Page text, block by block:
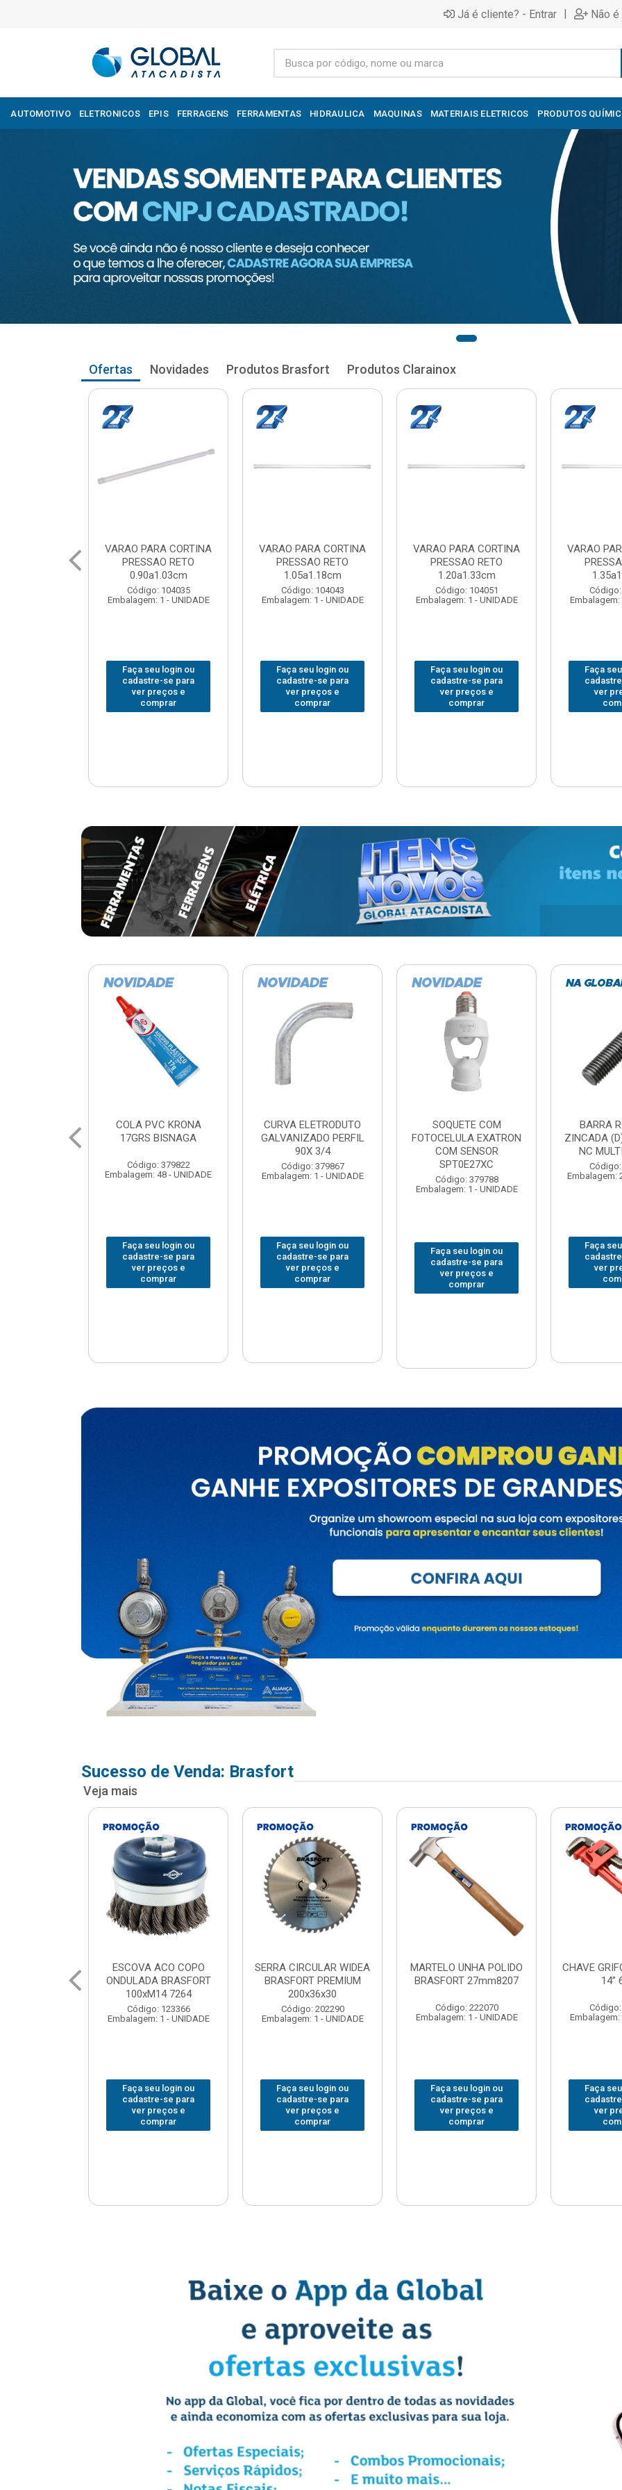
Já é cliente? - Entrar | Não
AUTOMOTIVO ELETRONICOS EPIS FERRAGENS FERRAMENTAS HIDRAULICA MAQUINAS MATERIAIS ELETRICOS PRODUTOS
Ofertas Novidades Produtos Brasfort Produtos Clarainox
VARAO PARA CORTINA
PRESSAO RETO
1.05a1.18cm
Código: 104043
Embalagem: 1 - UNIDADE
Faça seu login ou
cadastre-se para
ver preços e
comprar
VARAO PARA CORTINA
PRESSAO RETO
1.20a1.33cm
Código: 104051
Embalagem: 1 - UNIDADE
Faça seu login ou
cadastre-se para
ver preços e
comprar
VARAO PARA CORTINA
PRESSAO RETO
1.35a1.48cm
Código: 104060
Embalagem: 1 - UNIDADE
Faça seu login ou
cadastre-se para
ver preços e
comprar
VARAO
Embalagem:
Faça
ver
CURVA ELETRODUTO
GALVANIZADO PERFIL
Código: 379867
Embalagem: 1 - UNIDADE
Faça seu login ou
cadastre-se para
ver preços e
comprar
SOQUETE COM
FOTOCELULA EXATRON
COM SENSOR
SPT0E27XC
Código: 379788
Faça seu login ou
cadastre-se para
ver preços e
comprar
BARRA ROSCADA
ZINCADA (D) 5/16”X1MT
NC MULTIBARRAS
Código: 379806
Embalagem: 20 - UNIDADE
Faça seu login ou
cadastre-se para
ver preços e
comprar
JOMARCA
Embalagem:
Faça
ver
Sucesso de Venda: Brasfort
Veja mais
SERRA CIRCULAR WIDEA
BRASFORT PREMIUM
200x36x30
Código: 202290
Embalagem: 1 - UNIDADE
Faça seu login ou
cadastre-se para
ver preços e
comprar
MARTELO UNHA POLIDO
BRASFORT 27mm8207
Código: 222070
Embalagem: 1 - UNIDADE
Faça seu login ou
cadastre-se para
ver preços e
comprar
CHAVE GRIFO BRASFORT
14” 6012
Código: 231967
Embalagem: 1 - UNIDADE
Faça seu login ou
cadastre-se para
ver preços e
comprar
Embalagem:
Faça
ver